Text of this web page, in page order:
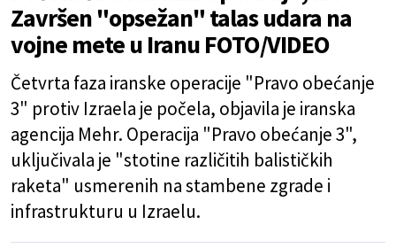
Završen "opsežan" talas udara na
vojne mete u Iranu FOTO/VIDEO
Četvrta faza iranske operacije "Pravo obećanje
3" protiv Izraela je počela, objavila je iranska
agencija Mehr. Operacija "Pravo obećanje 3",
uključivala je "stotine različitih balističkih
raketa" usmerenih na stambene zgrade i
infrastrukturu u Izraelu.